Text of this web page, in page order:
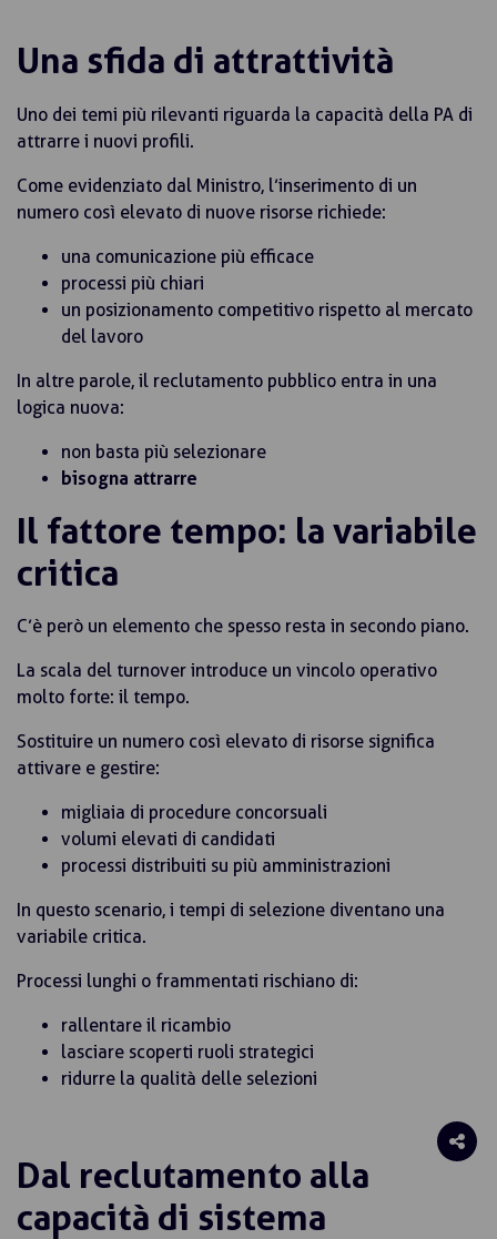
Una sfida di attrattività
Uno dei temi più rilevanti riguarda la capacità della PA di
attrarre i nuovi profili.
Come evidenziato dal Ministro, l’inserimento di un
numero così elevato di nuove risorse richiede:
una comunicazione più efficace
processi più chiari
un posizionamento competitivo rispetto al mercato
del lavoro
In altre parole, il reclutamento pubblico entra in una
logica nuova:
non basta più selezionare
bisogna attrarre
Il fattore tempo: la variabile
critica
C’è però un elemento che spesso resta in secondo piano.
La scala del turnover introduce un vincolo operativo
molto forte: il tempo.
Sostituire un numero così elevato di risorse significa
attivare e gestire:
migliaia di procedure concorsuali
volumi elevati di candidati
processi distribuiti su più amministrazioni
In questo scenario, i tempi di selezione diventano una
variabile critica.
Processi lunghi o frammentati rischiano di:
rallentare il ricambio
lasciare scoperti ruoli strategici
ridurre la qualità delle selezioni
Dal reclutamento alla
capacità di sistema